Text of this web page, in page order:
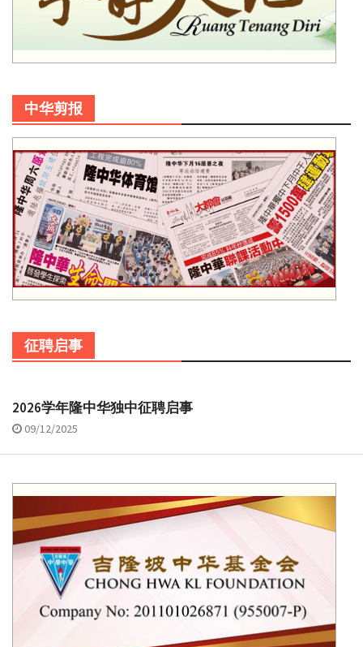
中华剪报
征聘启事
2026学年隆中华独中征聘启事
09/12/2025